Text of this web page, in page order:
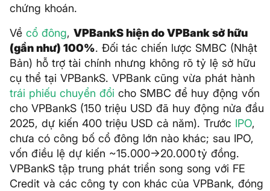
chứng khoán.
Về cổ đông, VPBankS hiện do VPBank sở hữu
(gần như) 100%. Đối tác chiến lược SMBC (Nhật
Bản) hỗ trợ tài chính nhưng không rõ tỷ lệ sở hữu
cụ thể tại VPBankS. VPBank cũng vừa phát hành
trái phiếu chuyển đổi cho SMBC để huy động vốn
cho VPBankS (150 triệu USD đã huy động nửa đầu
2025, dự kiến 400 triệu USD cả năm). Trước IPO,
chưa có công bố cổ đông lớn nào khác; sau IPO,
vốn điều lệ dự kiến ~15.000→20.000 tỷ đồng.
VPBankS tập trung phát triển song song với FE
Credit và các công ty con khác của VPBank, đóng